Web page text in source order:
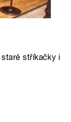
stříkačky i